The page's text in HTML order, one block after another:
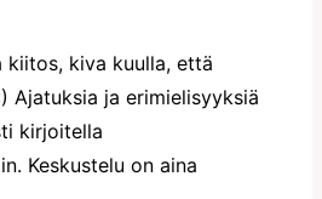
kiitos, kiva kuulla, että
Ajatuksia ja erimielisyyksiä
kirjoitella
Keskustelu on aina